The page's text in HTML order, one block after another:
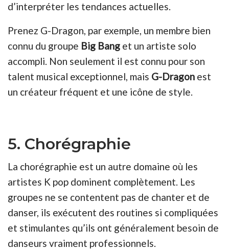
d’interpréter les tendances actuelles.
Prenez G-Dragon, par exemple, un membre bien
connu du groupe Big Bang et un artiste solo
accompli. Non seulement il est connu pour son
talent musical exceptionnel, mais G-Dragon est
un créateur fréquent et une icône de style.
5. Chorégraphie
La chorégraphie est un autre domaine où les
artistes K pop dominent complètement. Les
groupes ne se contentent pas de chanter et de
danser, ils exécutent des routines si compliquées
et stimulantes qu’ils ont généralement besoin de
danseurs vraiment professionnels.